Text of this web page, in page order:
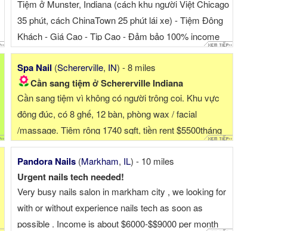
Tiệm ở Munster, Indiana (cách khu người Việt Chicago
35 phút, cách ChinaTown 25 phút lái xe) - Tiệm Đông
Khách - Giá Cao - Tip Cao - Đảm bảo 100% income
cao ổ...
Spa Nail (Schererville, IN) - 8 miles
Cần sang tiệm ở Schererville Indiana
Cần sang tiệm vì không có người trông coi. Khu vực
đông đúc, có 8 ghế, 12 bàn, phòng wax / facial
/massage. Tiệm rộng 1740 sqft, tiền rent $5500tháng
(cam+tax+...
Pandora Nails (Markham, IL) - 10 miles
Urgent nails tech needed!
Very busy nails salon in markham city , we looking for
with or without experience nails tech as soon as
possible . Income is about $6000-$$9000 per month